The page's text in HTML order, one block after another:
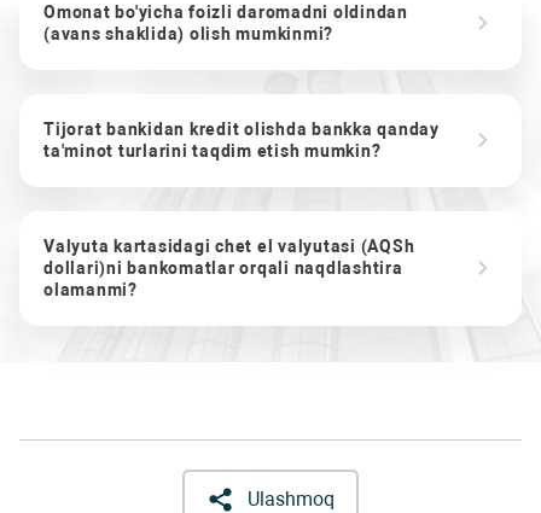
Omonat bo'yicha foizli daromadni oldindan
(avans shaklida) olish mumkinmi?
Tijorat bankidan kredit olishda bankka qanday
ta'minot turlarini taqdim etish mumkin?
Valyuta kartasidagi chet el valyutasi (AQSh
dollari)ni bankomatlar orqali naqdlashtira
olamanmi?
Ulashmoq